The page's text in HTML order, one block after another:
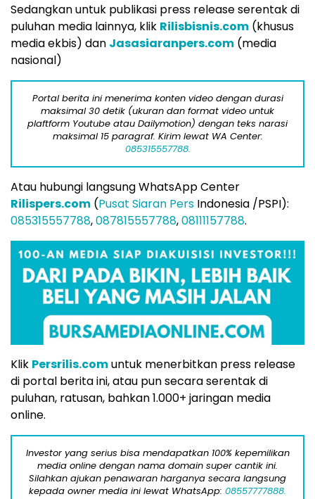
Sedangkan untuk publikasi press release serentak di
puluhan media lainnya, klik Rilisbisnis.com (khusus
media ekbis) dan Jasasiaranpers.com (media
nasional)
Portal berita ini menerima konten video dengan durasi
maksimal 30 detik (ukuran dan format video untuk
plaftform Youtube atau Dailymotion) dengan teks narasi
maksimal 15 paragraf. Kirim lewat WA Center:
085315557788.
Atau hubungi langsung WhatsApp Center
Rilispers.com (Pusat Siaran Pers Indonesia /PSPI):
085315557788,087815557788,08111157788.
Klik Persrilis.comuntuk menerbitkan press release
di portal berita ini, atau pun secara serentak di
puluhan, ratusan, bahkan 1.000+ jaringan media
online.
Investor yang serius bisa mendapatkan 100% kepemilikan
media online dengan nama domain super cantik ini.
Silahkan ajukan penawaran harganya secara langsung
kepada owner media ini lewat WhatsApp: 08557777888.